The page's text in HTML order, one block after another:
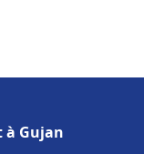
à Gujan